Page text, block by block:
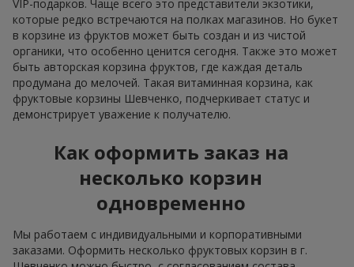
VIP-подарков. Чаще всего это представители экзотики,
которые редко встречаются на полках магазинов. Но букет
в корзине из фруктов может быть создан и из чистой
органики, что особенно ценится сегодня. Также это может
быть авторская корзина фруктов, где каждая деталь
продумана до мелочей. Такая витаминная корзина, как
фруктовые корзины Шевченко, подчеркивает статус и
демонстрирует уважение к получателю.
Как оформить заказ на
несколько корзин
одновременно
Мы работаем с индивидуальными и корпоративными
заказами. Оформить несколько фруктовых корзин в г.